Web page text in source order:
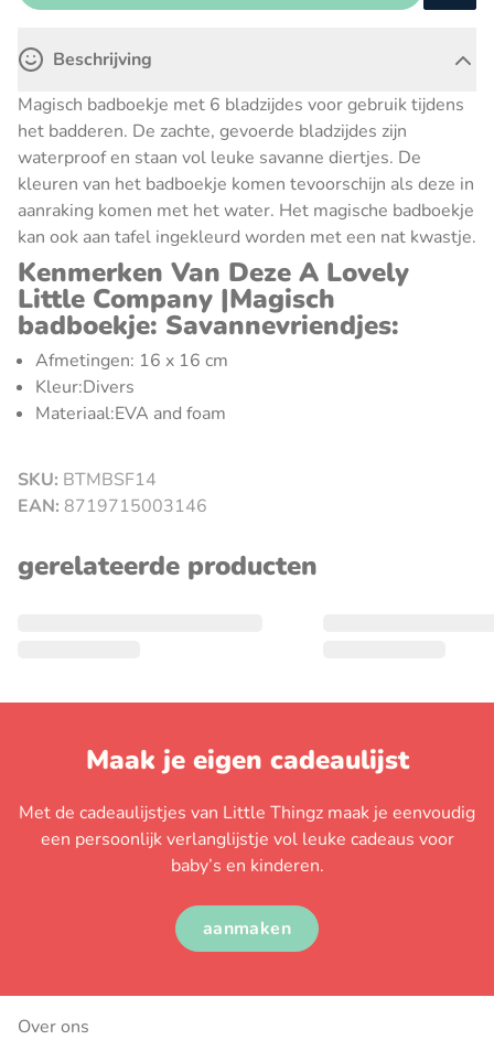
Beschrijving
Magisch badboekje met 6 bladzijdes voor gebruik tijdens
het badderen. De zachte, gevoerde bladzijdes zijn
waterproof en staan vol leuke savanne diertjes. De
kleuren van het badboekje komen tevoorschijn als deze in
aanraking komen met het water. Het magische badboekje
kan ook aan tafel ingekleurd worden met een nat kwastje.
Kenmerken Van Deze A Lovely
Little Company |Magisch
badboekje: Savannevriendjes:
Afmetingen: 16 x 16 cm
Kleur:Divers
Materiaal:EVA and foam
SKU: BTMBSF14
EAN: 8719715003146
gerelateerde producten
Maak je eigen cadeaulijst
Met de cadeaulijstjes van Little Thingz maak je eenvoudig
een persoonlijk verlanglijstje vol leuke cadeaus voor
baby’s en kinderen.
aanmaken
Over ons